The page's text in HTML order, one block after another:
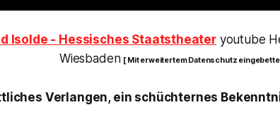
Isolde - Hessisches Staatstheateryoutube
Wiesbaden [ Mit erweitertem Datenschutz
Verlangen, ein schüchternes